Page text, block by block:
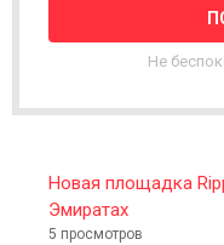
T
R
Не
Новая площадка
Эмиратах
5 просмотров